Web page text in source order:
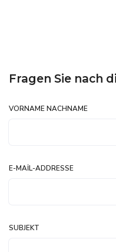
Fragen Sie nach
VORNAME NACHNAME
E-MAIL-ADDRESSE
SUBJEKT